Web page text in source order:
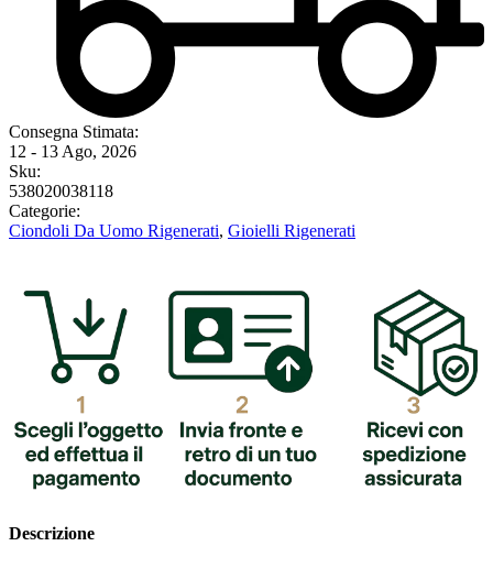
Consegna Stimata:
12 - 13 Ago, 2026
Sku:
538020038118
Categorie:
Ciondoli Da Uomo Rigenerati, Gioielli Rigenerati
Descrizione